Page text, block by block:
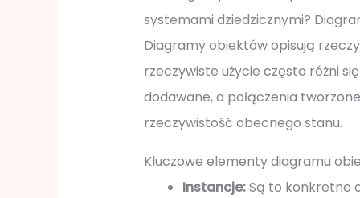
systemami dziedzicznymi?
Diagramy obiektów opisują
rzeczywiste użycie często różni
dodawane, a połączenia
rzeczywistość obecnego stanu.
Kluczowe elementy diagramu
Instancje:Są to konkretne